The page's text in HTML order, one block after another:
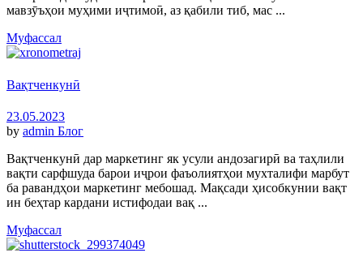
мавзӯъҳои муҳими иҷтимоӣ, аз қабили тиб, мас ...
Муфассал
Вақтченкунӣ
23.05.2023
by admin Блог
Вақтченкунӣ дар маркетинг як усули андозагирӣ ва таҳлили
вақти сарфшуда барои иҷрои фаъолиятҳои мухталифи марбут
ба равандҳои маркетинг мебошад. Мақсади ҳисобкунии вақт
ин беҳтар кардани истифодаи вақ ...
Муфассал